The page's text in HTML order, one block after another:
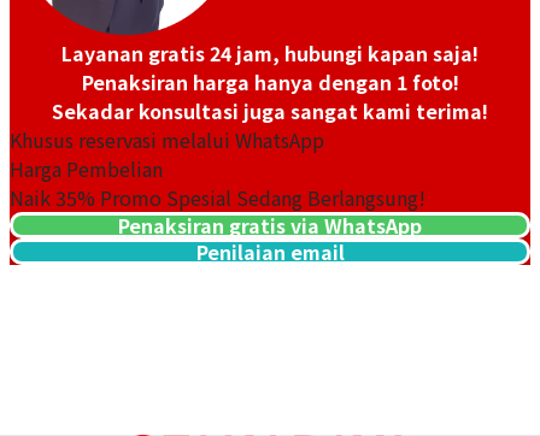
Omega Constellation
131.10.28.60.11.001
Omega Constellation
Layanan gratis 24 jam, hubungi kapan saja!
Penaksiran harga hanya dengan 1 foto!
Sekadar konsultasi juga sangat kami terima!
Khusus reservasi melalui WhatsApp
Harga Pembelian
Naik35% Promo Spesial Sedang Berlangsung!
Penaksiran gratis via WhatsApp
Penilaian email